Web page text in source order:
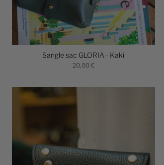
Sangle sac GLORIA - Kaki
20,00 €